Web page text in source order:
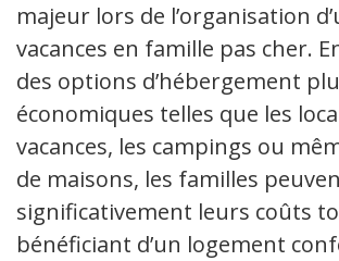
majeur lors de l’organisation
vacances en famille pas cher.
des options d’hébergement
économiques telles que les
vacances, les campings ou
de maisons, les familles
significativement leurs coûts
bénéficiant d’un logement